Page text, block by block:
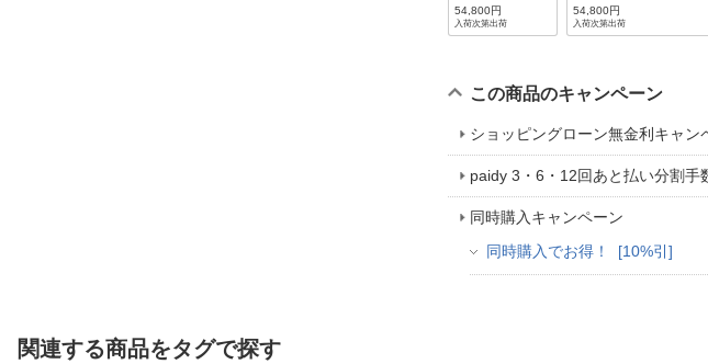
54,800円
入荷次第出荷
54,800円
入荷次第出荷
この商品のキャンペーン
ショッピングローン無金利キャン
paidy 3・6・12回あと払い分割手
同時購入キャンペーン
同時購入でお得！ [10%引]
関連する商品をタグで探す